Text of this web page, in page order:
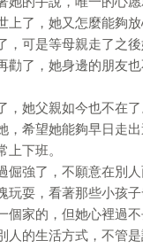
上了，她又怎麼能夠放
，可是等母親走了之
勸了，她身邊的朋友
，她父親如今也不在
，希望她能夠早日走
下班。
倔強了，不願意在別
耍，看著那些小孩子
個家的，但她心裡過
人的生活方式，不管